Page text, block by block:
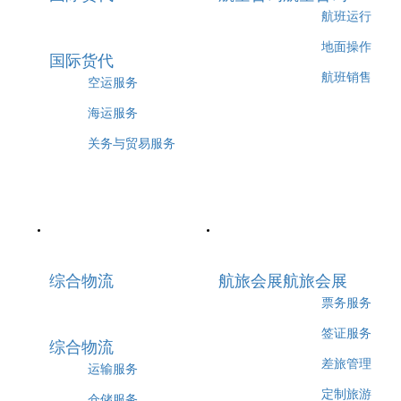
国际货代
空运服务
海运服务
关务与贸易服务
航班运行
地面操作
航班销售
综合物流
综合物流
运输服务
航旅会展航旅会展
票务服务
签证服务
差旅管理
定制旅游